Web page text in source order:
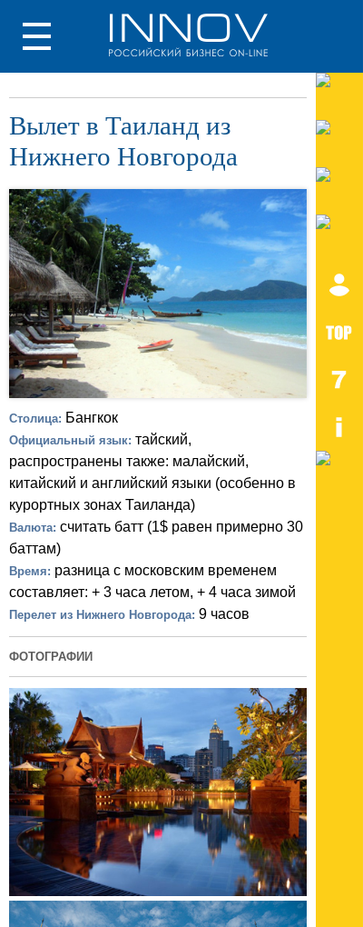
Вылет в Таиланд из
Нижнего Новгорода
Столица: Бангкок
Официальный язык: тайский,
распространены также: малайский,
китайский и английский языки (особенно в
курортных зонах Таиланда)
Валюта: считать батт (1$ равен примерно 30
баттам)
Время: разница с московским временем
составляет: + 3 часа летом, + 4 часа зимой
Перелет из Нижнего Новгорода: 9 часов
ФОТОГРАФИИ